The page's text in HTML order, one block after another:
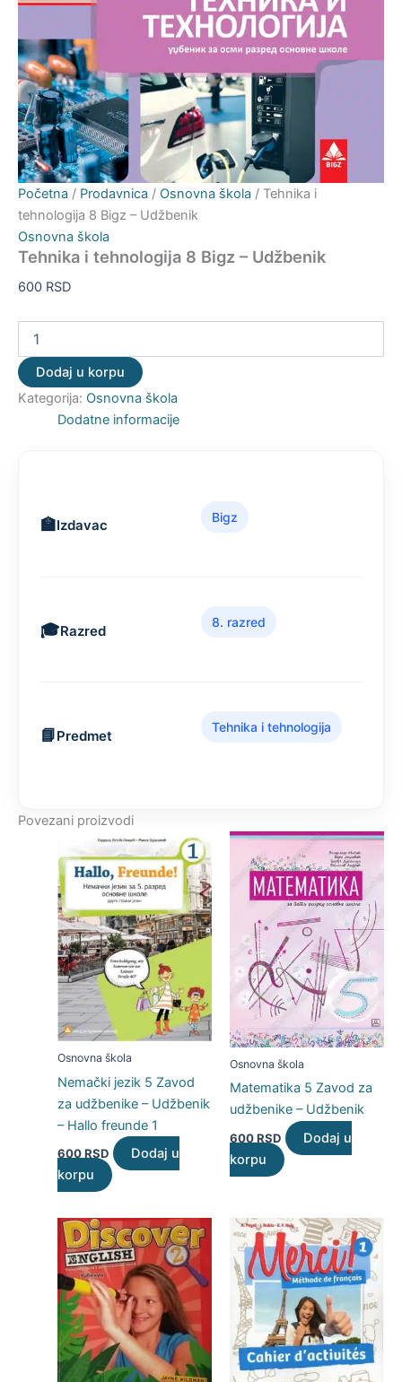
Početna / Prodavnica / Osnovna škola / Tehnika i
tehnologija 8 Bigz – Udžbenik
Osnovna škola
Tehnika i tehnologija 8 Bigz – Udžbenik
600 RSD
Dodaj u korpu
Kategorija: Osnovna škola
Dodatne informacije
Izdavac
Bigz
Razred
8. razred
Predmet
Tehnika i tehnologija
Povezani proizvodi
Osnovna škola
Nemački jezik 5 Zavod
za udžbenike – Udžbenik
– Hallo freunde 1
600RSD
Dodaj u
korpu
Osnovna škola
Matematika 5 Zavod za
udžbenike – Udžbenik
600RSD
Dodaj u
korpu